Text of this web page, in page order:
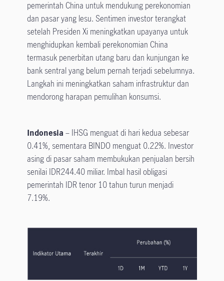
pemerintah China untuk mendukung perekonomian
dan pasar yang lesu. Sentimen investor terangkat
setelah Presiden Xi meningkatkan upayanya untuk
menghidupkan kembali perekonomian China
termasuk penerbitan utang baru dan kunjungan ke
bank sentral yang belum pernah terjadi sebelumnya.
Langkah ini meningkatkan saham infrastruktur dan
mendorong harapan pemulihan konsumsi.
Indonesia – IHSG menguat di hari kedua sebesar
0.41%, sementara BINDO menguat 0.22%. Investor
asing di pasar saham membukukan penjualan bersih
senilai IDR244.40 miliar. Imbal hasil obligasi
pemerintah IDR tenor 10 tahun turun menjadi
7.19%.